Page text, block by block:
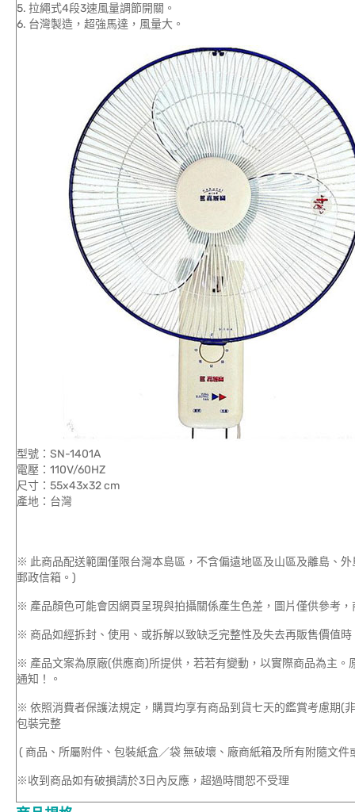
5. 拉繩式4段3速風量調節開關。
6. 台灣製造，超強馬達，風量大。
型號：SN-1401A
電壓：110V/60HZ
尺寸：55x43x32 cm
產地：台灣
※ 此商品配送範圍僅限台灣本島區，不含偏遠地區及山區及離島、
郵政信箱。)
※ 產品顏色可能會因網頁呈現與拍攝關係產生色差，圖片僅供參考
※ 商品如經拆封、使用、或拆解以致缺乏完整性及失去再販售價值
※ 產品文案為原廠(供應商)所提供，若若有變動，以實際商品為主。
通知！。
※ 依照消費者保護法規定，購買均享有商品到貨七天的鑑賞考慮期(
包裝完整
( 商品、所屬附件、包裝紙盒／袋 無破壞、廠商紙箱及所有附隨文
※收到商品如有破損請於3日內反應，超過時間恕不受理